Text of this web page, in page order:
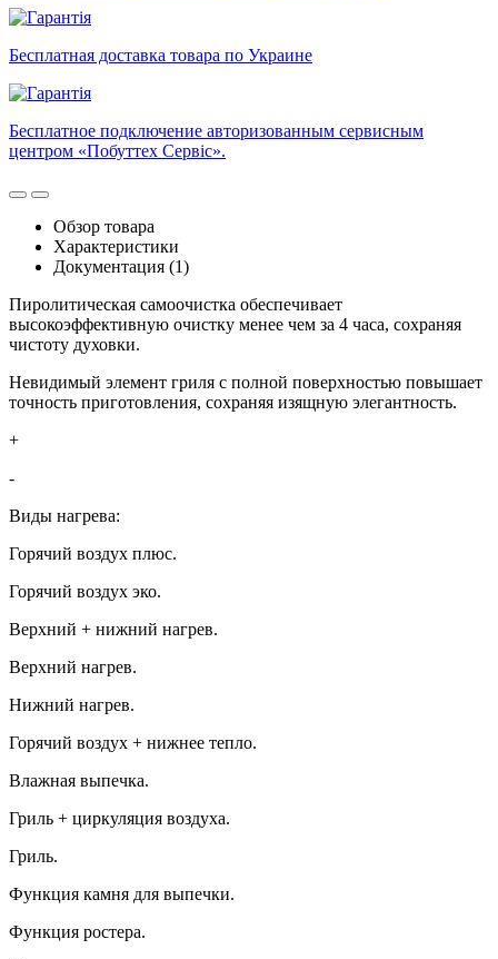
Бесплатная доставка товара по Украине
Бесплатное подключение авторизованным сервисным
центром «Побуттех Сервіс».
Обзор товара
Характеристики
Документация (1)
Пиролитическая самоочистка обеспечивает
высокоэффективную очистку менее чем за 4 часа, сохраняя
чистоту духовки.
Невидимый элемент гриля с полной поверхностью повышает
точность приготовления, сохраняя изящную элегантность.
+
-
Виды нагрева:
Горячий воздух плюс.
Горячий воздух эко.
Верхний + нижний нагрев.
Верхний нагрев.
Нижний нагрев.
Горячий воздух + нижнее тепло.
Влажная выпечка.
Гриль + циркуляция воздуха.
Гриль.
Функция камня для выпечки.
Функция ростера.